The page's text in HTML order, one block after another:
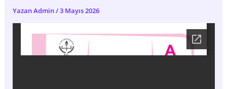
YazanAdmin/3 Mayıs 2026